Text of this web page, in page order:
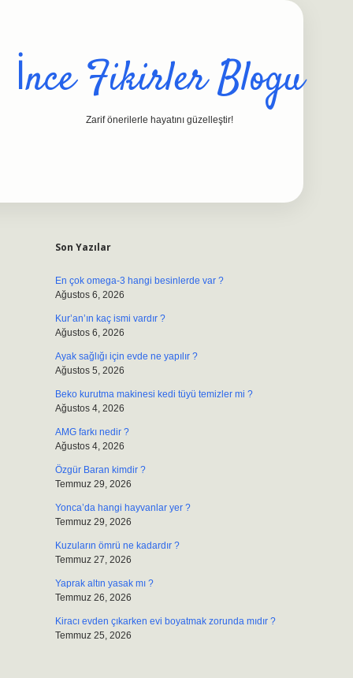
İnce Fikirler Blogu
Zarif önerilerle hayatını güzelleştir!
Son Yazılar
En çok omega-3 hangi besinlerde var ?
Ağustos 6, 2026
Kur’an’ın kaç ismi vardır ?
Ağustos 6, 2026
Ayak sağlığı için evde ne yapılır ?
Ağustos 5, 2026
Beko kurutma makinesi kedi tüyü temizler mi ?
Ağustos 4, 2026
AMG farkı nedir ?
Ağustos 4, 2026
Özgür Baran kimdir ?
Temmuz 29, 2026
Yonca’da hangi hayvanlar yer ?
Temmuz 29, 2026
Kuzuların ömrü ne kadardır ?
Temmuz 27, 2026
Yaprak altın yasak mı ?
Temmuz 26, 2026
Kiracı evden çıkarken evi boyatmak zorunda mıdır ?
Temmuz 25, 2026